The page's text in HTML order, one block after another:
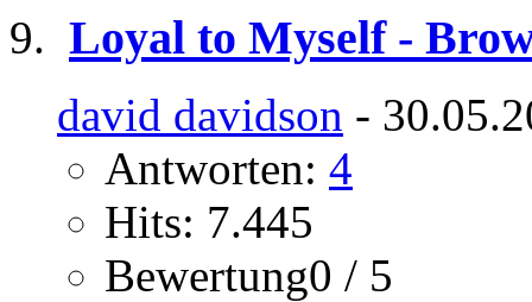
Loyal to Myself -
david davidson -
Antworten: 4
Hits: 7.445
Bewertung0 / 5